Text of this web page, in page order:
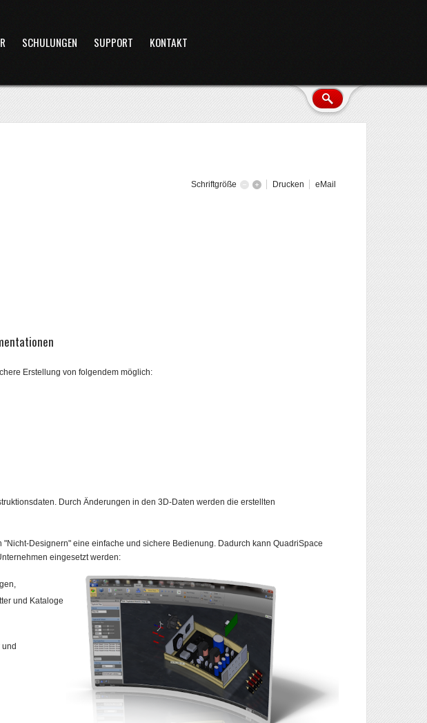
SCHULUNGEN SUPPORT KONTAKT
Schriftgröße Drucken eMail
Erstellung von folgendem möglich:
Durch Änderungen in den 3D-Daten werden die erstellten
Designern" eine einfache und sichere Bedienung. Dadurch kann QuadriSpace
eingesetzt werden:
und Kataloge